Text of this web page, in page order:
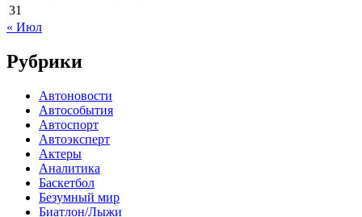
31
« Июл
Рубрики
Автоновости
Автособытия
Автоспорт
Автоэксперт
Актеры
Аналитика
Баскетбол
Безумный мир
Биатлон/Лыжи